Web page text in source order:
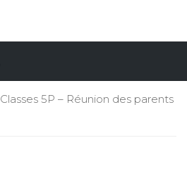
Classes 5P – Réunion des parents